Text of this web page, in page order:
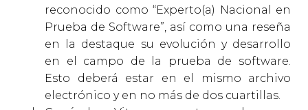
reconocido como “Experto(a) Nacional en
Prueba de Software”, así como una reseña
en la destaque su evolución y desarrollo
en el campo de la prueba de software.
Esto deberá estar en el mismo archivo
electrónico y en no más de dos cuartillas.